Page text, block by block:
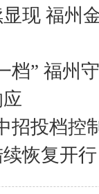
现 福州
档” 福州
招投档控
恢复开行